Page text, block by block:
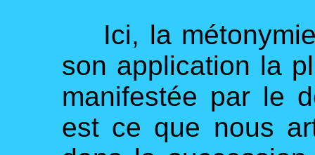
Ici, la métonymie
son application la
manifestée par le
est ce que nous